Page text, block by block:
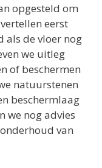
opgesteld om
eerst
als de vloer nog
we uitleg
of beschermen
natuurstenen
beschermlaag
we nog advies
van